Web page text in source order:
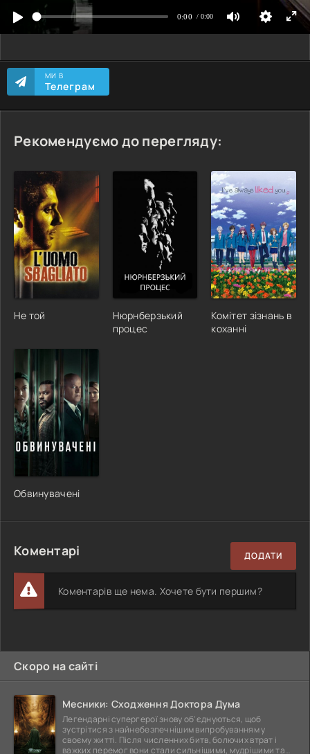
МИ В
Телеграм
Рекомендуємо до перегляду:
Не той
Нюрнберзький
процес
Комітет зізнань в
коханні
Обвинувачені
Коментарі ДОДАТИ
Коментарів ще нема. Хочете бути першим?
Скоро на сайті
Месники: Сходження Доктора Дума
Легендарні супергерої знову об'єднуються, щоб
зустрітися з найнебезпечнішим випробуванням у
своєму житті. Після численних битв, болючих втрат і
важких перемог вони стали сильнішими, мудрішими та